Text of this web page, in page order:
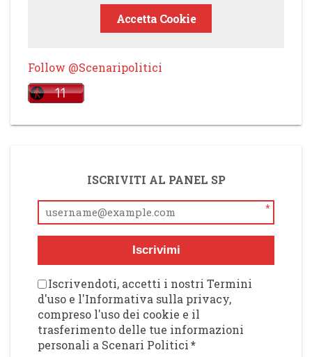
Accetta Cookie
Follow @Scenaripolitici
ISCRIVITI AL PANEL SP
*
Iscrivimi
Iscrivendoti, accetti i nostri Termini
d'uso e l'Informativa sulla privacy,
compreso l'uso dei cookie e il
trasferimento delle tue informazioni
personali a Scenari Politici*